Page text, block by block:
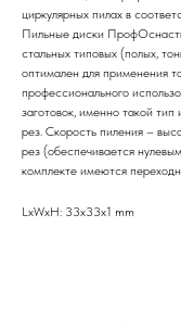
циркулярных пилах в
Пильные диски
стальных типовых (полых,
оптимален для применения
профессионального
заготовок, именно такой
рез. Скорость пиления –
рез (обеспечивается
комплекте имеются
LxWxH: 33x33x1 mm